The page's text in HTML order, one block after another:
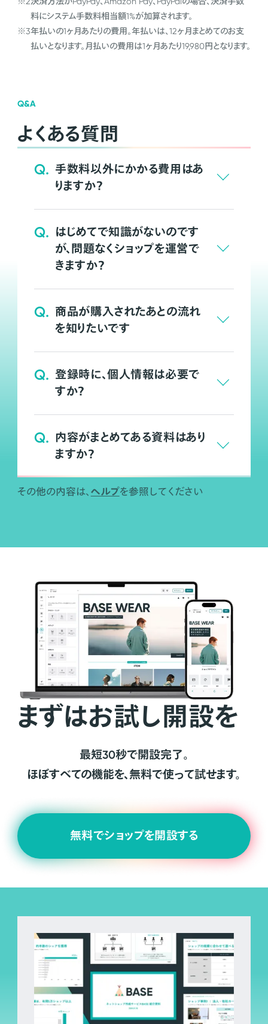
料にシステム手数料相当額1%が加算されます。
※3年払いの1ヶ月あたりの費用。年払いは、12ヶ月まとめてのお支
払いとなります。月払いの費用は1ヶ月あたり19,980円となります。
Q&A
よくある質問
Q. 手数料以外にかかる費用はあ
りますか？
Q. はじめてで知識がないのです
が、問題なくショップを運営で
きますか？
Q. 商品が購入されたあとの流れ
を知りたいです
Q. 登録時に、個人情報は必要で
すか？
Q. 内容がまとめてある資料はあり
ますか？
その他の内容は、 ヘルプを参照してください
まずはお試し開設を
最短30秒で開設完了。
ほぼすべての機能を、無料で使って試せます。
無料でショップを開設する